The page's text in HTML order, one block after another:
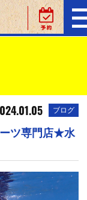
ブログ
ツ専門店★水